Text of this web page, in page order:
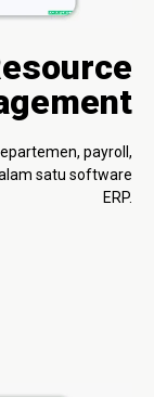
payroll,
satu software
ERP.